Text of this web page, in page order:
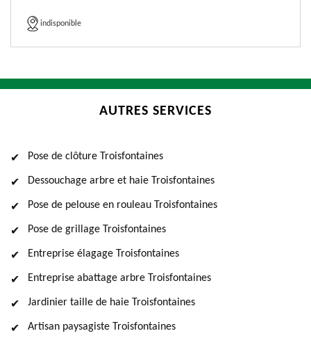
indisponible
AUTRES SERVICES
Pose de clôture Troisfontaines
Dessouchage arbre et haie Troisfontaines
Pose de pelouse en rouleau Troisfontaines
Pose de grillage Troisfontaines
Entreprise élagage Troisfontaines
Entreprise abattage arbre Troisfontaines
Jardinier taille de haie Troisfontaines
Artisan paysagiste Troisfontaines